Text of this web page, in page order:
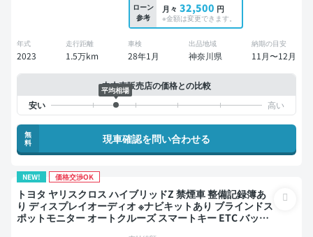
ローン
参考
月々 32,500 円
※金額は変更できます。
年式
2023
走行距離
1.5万km
車検
28年1月
出品地域
神奈川県
納期の目安
11月〜12月
中古車販売店の価格との比較
平均相場
無
料
現車確認を問い合わせる
NEW! 価格交渉OK
トヨタ ヤリスクロス ハイブリッドZ 禁煙車 整備記録簿あ
り ディスプレイオーディオ ※ナビキットあり ブラインドス
ポットモニター オートクルーズ スマートキー ETC バック